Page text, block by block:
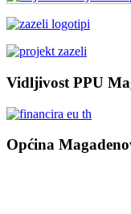
Vidljivost PPU
Općina